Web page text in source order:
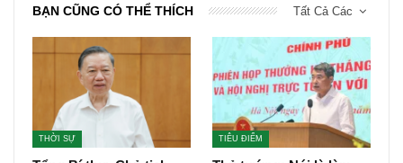
Tất Cả Các
BẠN CŨNG CÓ THỂ THÍCH
THỜI SỰ TIÊU ĐIỂM